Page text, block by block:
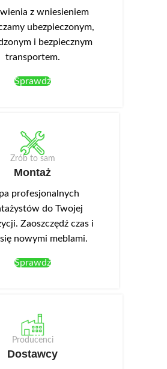
z wniesieniem
ubezpieczonym,
i bezpiecznym
transportem.
Sprawdź
Zrób to sam
Montaż
profesjonalnych
do Twojej
Zaoszczędź czas i
nowymi meblami.
Sprawdź
Producenci
Dostawcy